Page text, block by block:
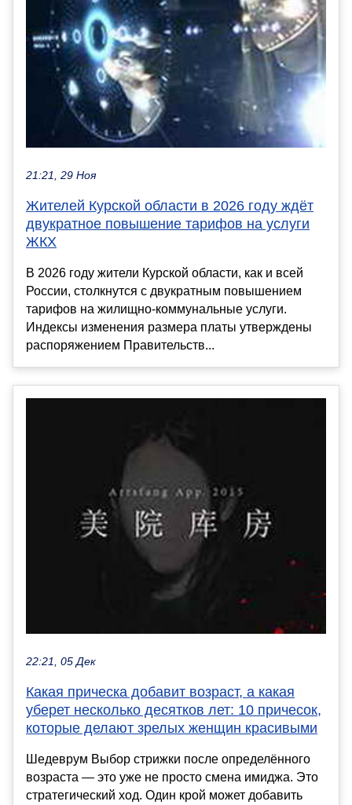
21:21, 29 Ноя
Жителей Курской области в 2026 году ждёт
двукратное повышение тарифов на услуги
ЖКХ
В 2026 году жители Курской области, как и всей
России, столкнутся с двукратным повышением
тарифов на жилищно-коммунальные услуги.
Индексы изменения размера платы утверждены
распоряжением Правительств...
22:21, 05 Дек
Какая прическа добавит возраст, а какая
уберет несколько десятков лет: 10 причесок,
которые делают зрелых женщин красивыми
Шедеврум Выбор стрижки после определённого
возраста — это уже не просто смена имиджа. Это
стратегический ход. Один крой может добавить